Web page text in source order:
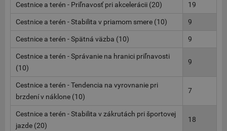
Cestnice a terén - Priľnavosť pri akcelerácii (20) 19
Cestnice a terén - Stabilita v priamom smere (10) 9
Cestnice a terén - Spätná väzba (10) 9
Cestnice a terén - Správanie na hranici priľnavosti
(10)
9
Cestnice a terén - Tendencia na vyrovnanie pri
brzdení v náklone (10)
7
Cestnice a terén - Stabilita v zákrutách pri športovej
jazde (20)
18